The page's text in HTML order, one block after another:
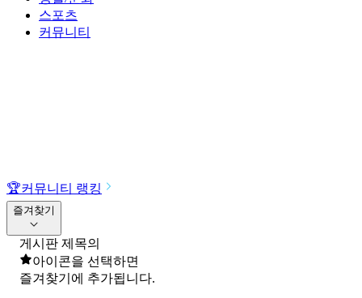
스포츠
커뮤니티
🏆커뮤니티 랭킹
즐겨찾기
게시판 제목의
아이콘을 선택하면
즐겨찾기에 추가됩니다.